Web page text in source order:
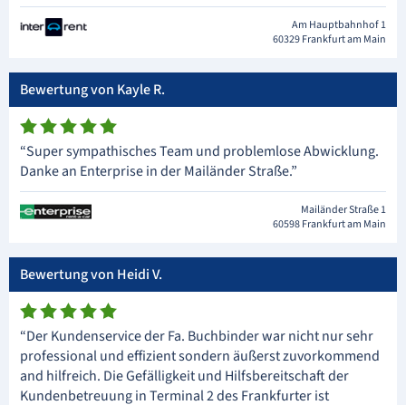
Am Hauptbahnhof 1
60329 Frankfurt am Main
Bewertung von Kayle R.
“Super sympathisches Team und problemlose Abwicklung.
Danke an Enterprise in der Mailänder Straße.”
Mailänder Straße 1
60598 Frankfurt am Main
Bewertung von Heidi V.
“Der Kundenservice der Fa. Buchbinder war nicht nur sehr
professional und effizient sondern äußerst zuvorkommend
and hilfreich. Die Gefälligkeit und Hilfsbereitschaft der
Kundenbetreuung in Terminal 2 des Frankfurter ist